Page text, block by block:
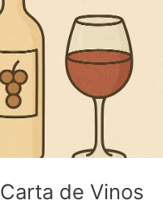
Carta de Vinos